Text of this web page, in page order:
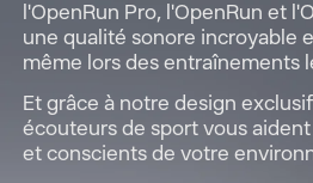
l'OpenRun Pro, l'OpenRun et
une qualité sonore incroyable
même lors des entraînements
Et grâce à notre design
écouteurs de sport vous
et conscients de votre